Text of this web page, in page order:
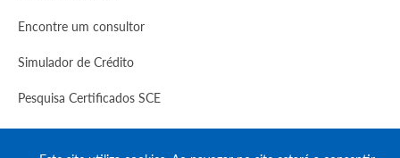
Encontre um consultor
Simulador de Crédito
Pesquisa Certificados SCE